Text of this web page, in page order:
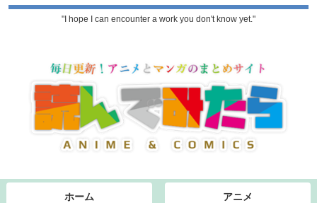
"I hope I can encounter a work you don't know yet."
ホーム アニメ